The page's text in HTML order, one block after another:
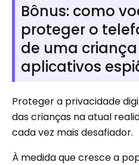
Bônus: como
proteger o
de uma
aplicativos
Proteger a privacidade
das crianças na atual
cada vez mais desafiador.
À medida que cresce a